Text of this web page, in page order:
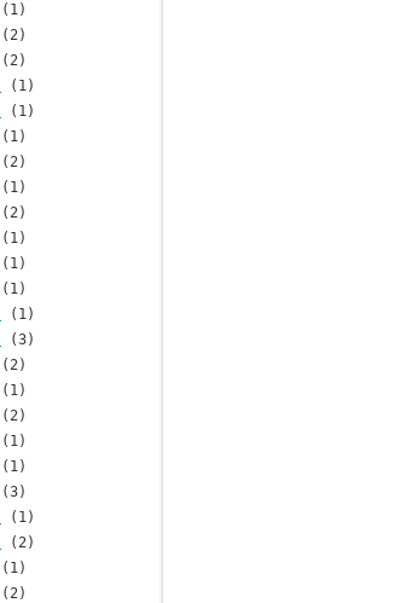
(1)
(2)
(2)
(1)
(1)
(1)
(2)
(1)
(2)
(1)
(1)
(1)
(1)
(3)
(2)
(1)
(2)
(1)
(1)
(3)
(1)
(2)
(1)
(2)